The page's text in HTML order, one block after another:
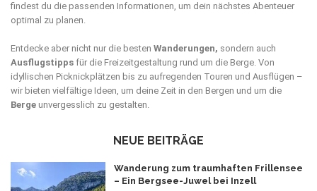
findest du die passenden Informationen, um dein nächstes Abenteuer
optimal zu planen.
Entdecke aber nicht nur die besten Wanderungen, sondern auch
Ausflugstipps für die Freizeitgestaltung rund um die Berge. Von
idyllischen Picknickplätzen bis zu aufregenden Touren und Ausflügen –
wir bieten vielfältige Ideen, um deine Zeit in den Bergen und um die
Berge unvergesslich zu gestalten.
NEUE BEITRÄGE
Wanderung zum traumhaften Frillensee
– Ein Bergsee-Juwel bei Inzell